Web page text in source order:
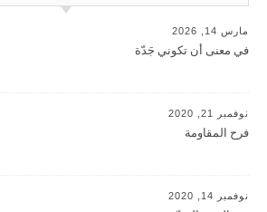
مارس 14, 2026
في معنى أن تكوني جَدّة
نوفمبر 21, 2020
فرح المقاومة
نوفمبر 14, 2020